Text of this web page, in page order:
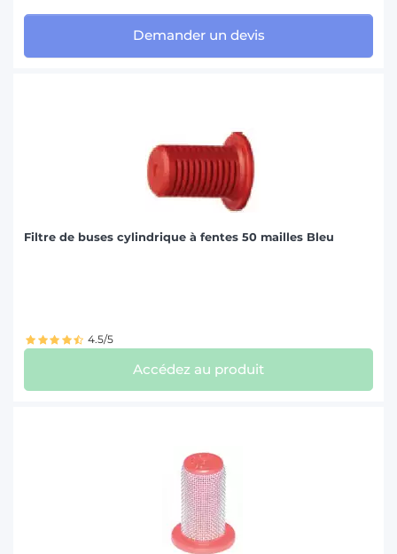
Demander un devis
Filtre de buses cylindrique à fentes 50 mailles Bleu
4.5/5
Accédez au produit